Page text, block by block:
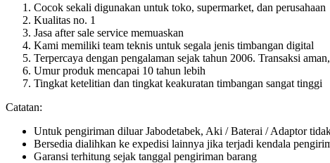
Cocok sekali digunakan untuk toko, supermarket, dan perusahaan
Kualitas no. 1
Jasa after sale service memuaskan
Kami memiliki team teknis untuk segala jenis timbangan digital
Terpercaya dengan pengalaman sejak tahun 2006. Transaksi
Umur produk mencapai 10 tahun lebih
Tingkat ketelitian dan tingkat keakuratan timbangan sangat tinggi
Catatan:
Untuk pengiriman diluar Jabodetabek, Aki / Baterai / Adaptor
Bersedia dialihkan ke expedisi lainnya jika terjadi kendala
Garansi terhitung sejak tanggal pengiriman barang